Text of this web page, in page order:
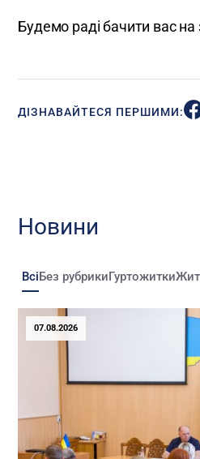
Будемо раді бачити вас на
ДІЗНАВАЙТЕСЯ ПЕРШИМИ:
Новини
ВсіБез рубрикиГуртожитки
07.08.2026